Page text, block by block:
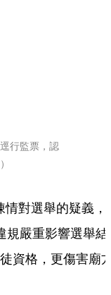
行監票，認
情對選舉的疑義，
規嚴重影響選舉結
資格，更傷害廟